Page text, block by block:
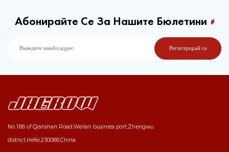
Абонирайте Се За Нашите Бюлетини
No.188 of Qianshan Road,Weilan business port,Zhengwu
district,Hefei,230088,China